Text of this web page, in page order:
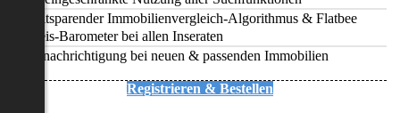
Zeitsparender Immobilienvergleich-Algorithmus & Flatbee
Preis-Barometer bei allen Inseraten
Benachrichtigung bei neuen & passenden Immobilien
Registrieren & Bestellen